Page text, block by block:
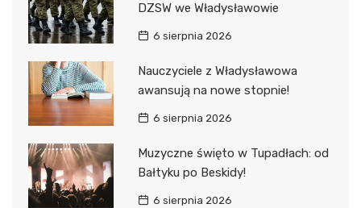
DZSW we Władysławowie
6 sierpnia 2026
Nauczyciele z Władysławowa
awansują na nowe stopnie!
6 sierpnia 2026
Muzyczne święto w Tupadłach: od
Bałtyku po Beskidy!
6 sierpnia 2026